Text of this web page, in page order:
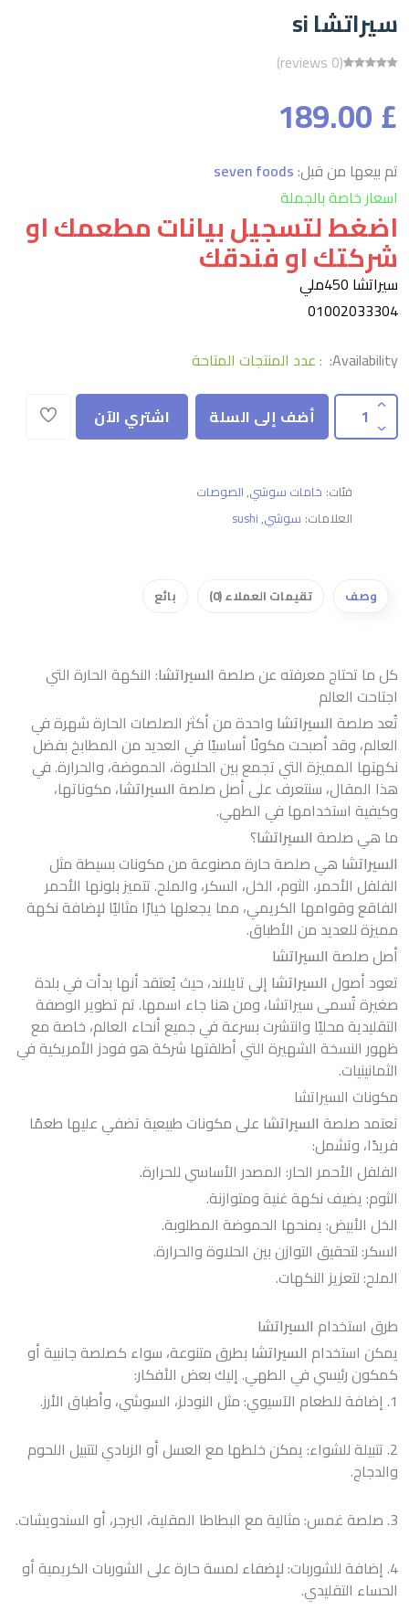
سيراتشا si
(0 reviews)
£ 189.00
تم بيعها من قبل:seven foods
اسعار خاصة بالجملة
اضغط لتسجيل بيانات مطعمك او
شركتك او فندقك
سيراتشا 450ملي
01002033304
Availability: : عدد المنتجات المتاحة
أضف إلى السلة اشتري الآن
فئات: خامات سوشي,الصوصات
العلامات: سوشي,
sushi
وصف تقيمات العملاء (0) بائع
كل ما تحتاج معرفته عن صلصة السيراتشا: النكهة الحارة التي
اجتاحت العالم
تُعد صلصة السيراتشا واحدة من أكثر الصلصات الحارة شهرة في
العالم، وقد أصبحت مكونًا أساسيًا في العديد من المطابخ بفضل
نكهتها المميزة التي تجمع بين الحلاوة، الحموضة، والحرارة. في
هذا المقال، سنتعرف على أصل صلصة السيراتشا، مكوناتها،
وكيفية استخدامها في الطهي.
ما هي صلصة السيراتشا؟
السيراتشا هي صلصة حارة مصنوعة من مكونات بسيطة مثل
الفلفل الأحمر، الثوم، الخل، السكر، والملح. تتميز بلونها الأحمر
الفاقع وقوامها الكريمي، مما يجعلها خيارًا مثاليًا لإضافة نكهة
مميزة للعديد من الأطباق.
أصل صلصة السيراتشا
تعود أصول السيراتشا إلى تايلاند، حيث يُعتقد أنها بدأت في بلدة
صغيرة تُسمى سيراتشا، ومن هنا جاء اسمها. تم تطوير الوصفة
التقليدية محليًا وانتشرت بسرعة في جميع أنحاء العالم، خاصة مع
ظهور النسخة الشهيرة التي أطلقتها شركة هو فودز الأمريكية في
الثمانينيات.
مكونات السيراتشا
تعتمد صلصة السيراتشا على مكونات طبيعية تضفي عليها طعمًا
فريدًا، وتشمل:
الفلفل الأحمر الحار: المصدر الأساسي للحرارة.
الثوم: يضيف نكهة غنية ومتوازنة.
الخل الأبيض: يمنحها الحموضة المطلوبة.
السكر: لتحقيق التوازن بين الحلاوة والحرارة.
الملح: لتعزيز النكهات.
طرق استخدام السيراتشا
يمكن استخدام السيراتشا بطرق متنوعة، سواء كصلصة جانبية أو
كمكون رئيسي في الطهي. إليك بعض الأفكار:
1. إضافة للطعام الآسيوي: مثل النودلز، السوشي، وأطباق الأرز.
2. تتبيلة للشواء: يمكن خلطها مع العسل أو الزبادي لتتبيل اللحوم
والدجاج.
3. صلصة غمس: مثالية مع البطاطا المقلية، البرجر، أو السندويشات.
4. إضافة للشوربات: لإضفاء لمسة حارة على الشوربات الكريمية أو
الحساء التقليدي.